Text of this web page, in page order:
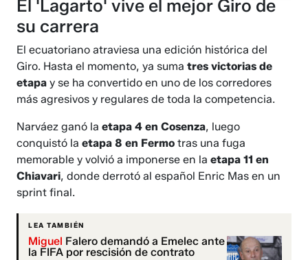
El 'Lagarto' vive el mejor Giro de
su carrera
El ecuatoriano atraviesa una edición histórica del
Giro. Hasta el momento, ya sumatres victorias de
etapa y se ha convertido en uno de los corredores
más agresivos y regulares de toda la competencia.
Narváez ganó laetapa 4 en Cosenza, luego
conquistó laetapa 8 en Fermo tras una fuga
memorable y volvió a imponerse en laetapa 11 en
Chiavari, donde derrotó al español Enric Mas en un
sprint final.
LEA TAMBIÉN
Miguel Falero demandó a Emelec ante
la FIFA por rescisión de contrato